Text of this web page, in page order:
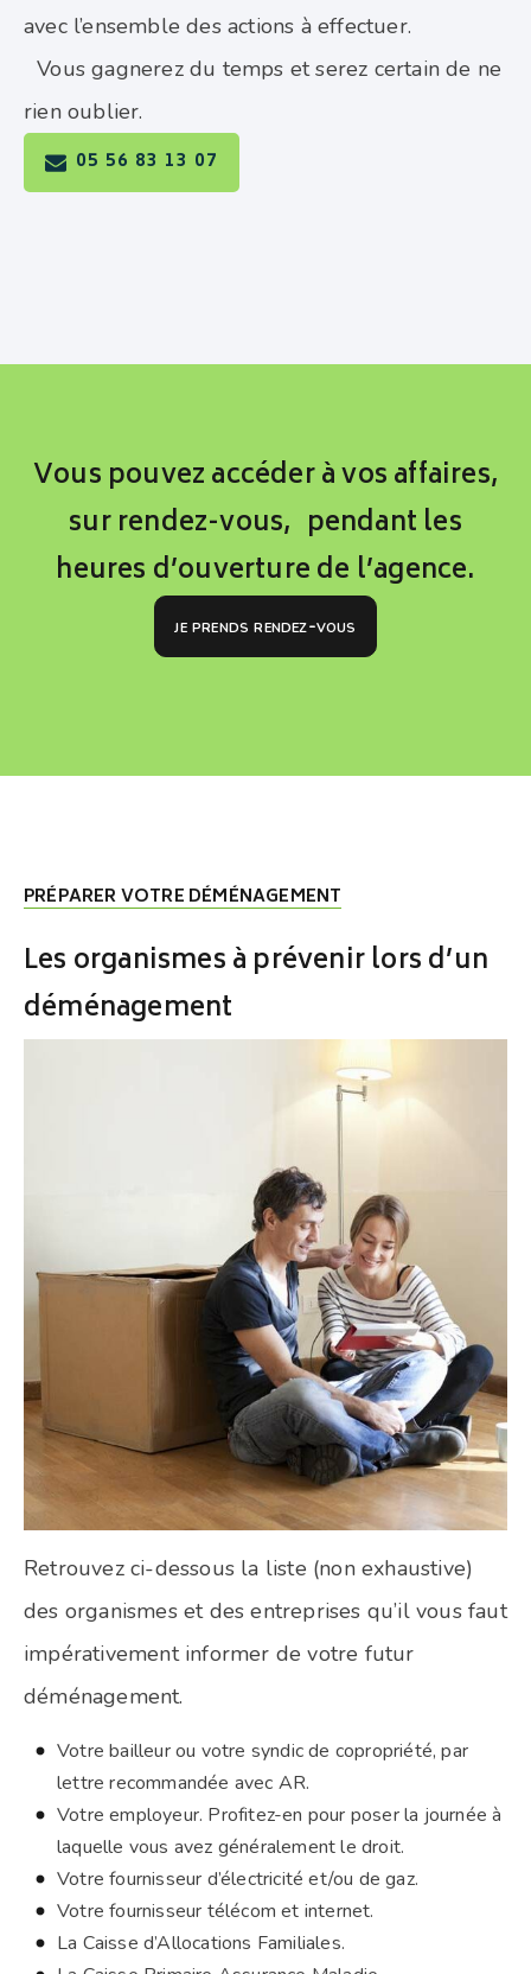
avec l’ensemble des actions à effectuer.
Vous gagnerez du temps et serez certain de ne
rien oublier.
05 56 83 13 07
Vous pouvez accéder à vos affaires,
sur rendez-vous, pendant les
heures d’ouverture de l’agence.
je prends rendez-vous
PRÉPARER VOTRE DÉMÉNAGEMENT
Les organismes à prévenir lors d’un
déménagement
Retrouvez ci-dessous la liste (non exhaustive)
des organismes et des entreprises qu’il vous faut
impérativement informer de votre futur
déménagement.
Votre bailleur ou votre syndic de copropriété, par
lettre recommandée avec AR.
Votre employeur. Profitez-en pour poser la journée à
laquelle vous avez généralement le droit.
Votre fournisseur d’électricité et/ou de gaz.
Votre fournisseur télécom et internet.
La Caisse d’Allocations Familiales.